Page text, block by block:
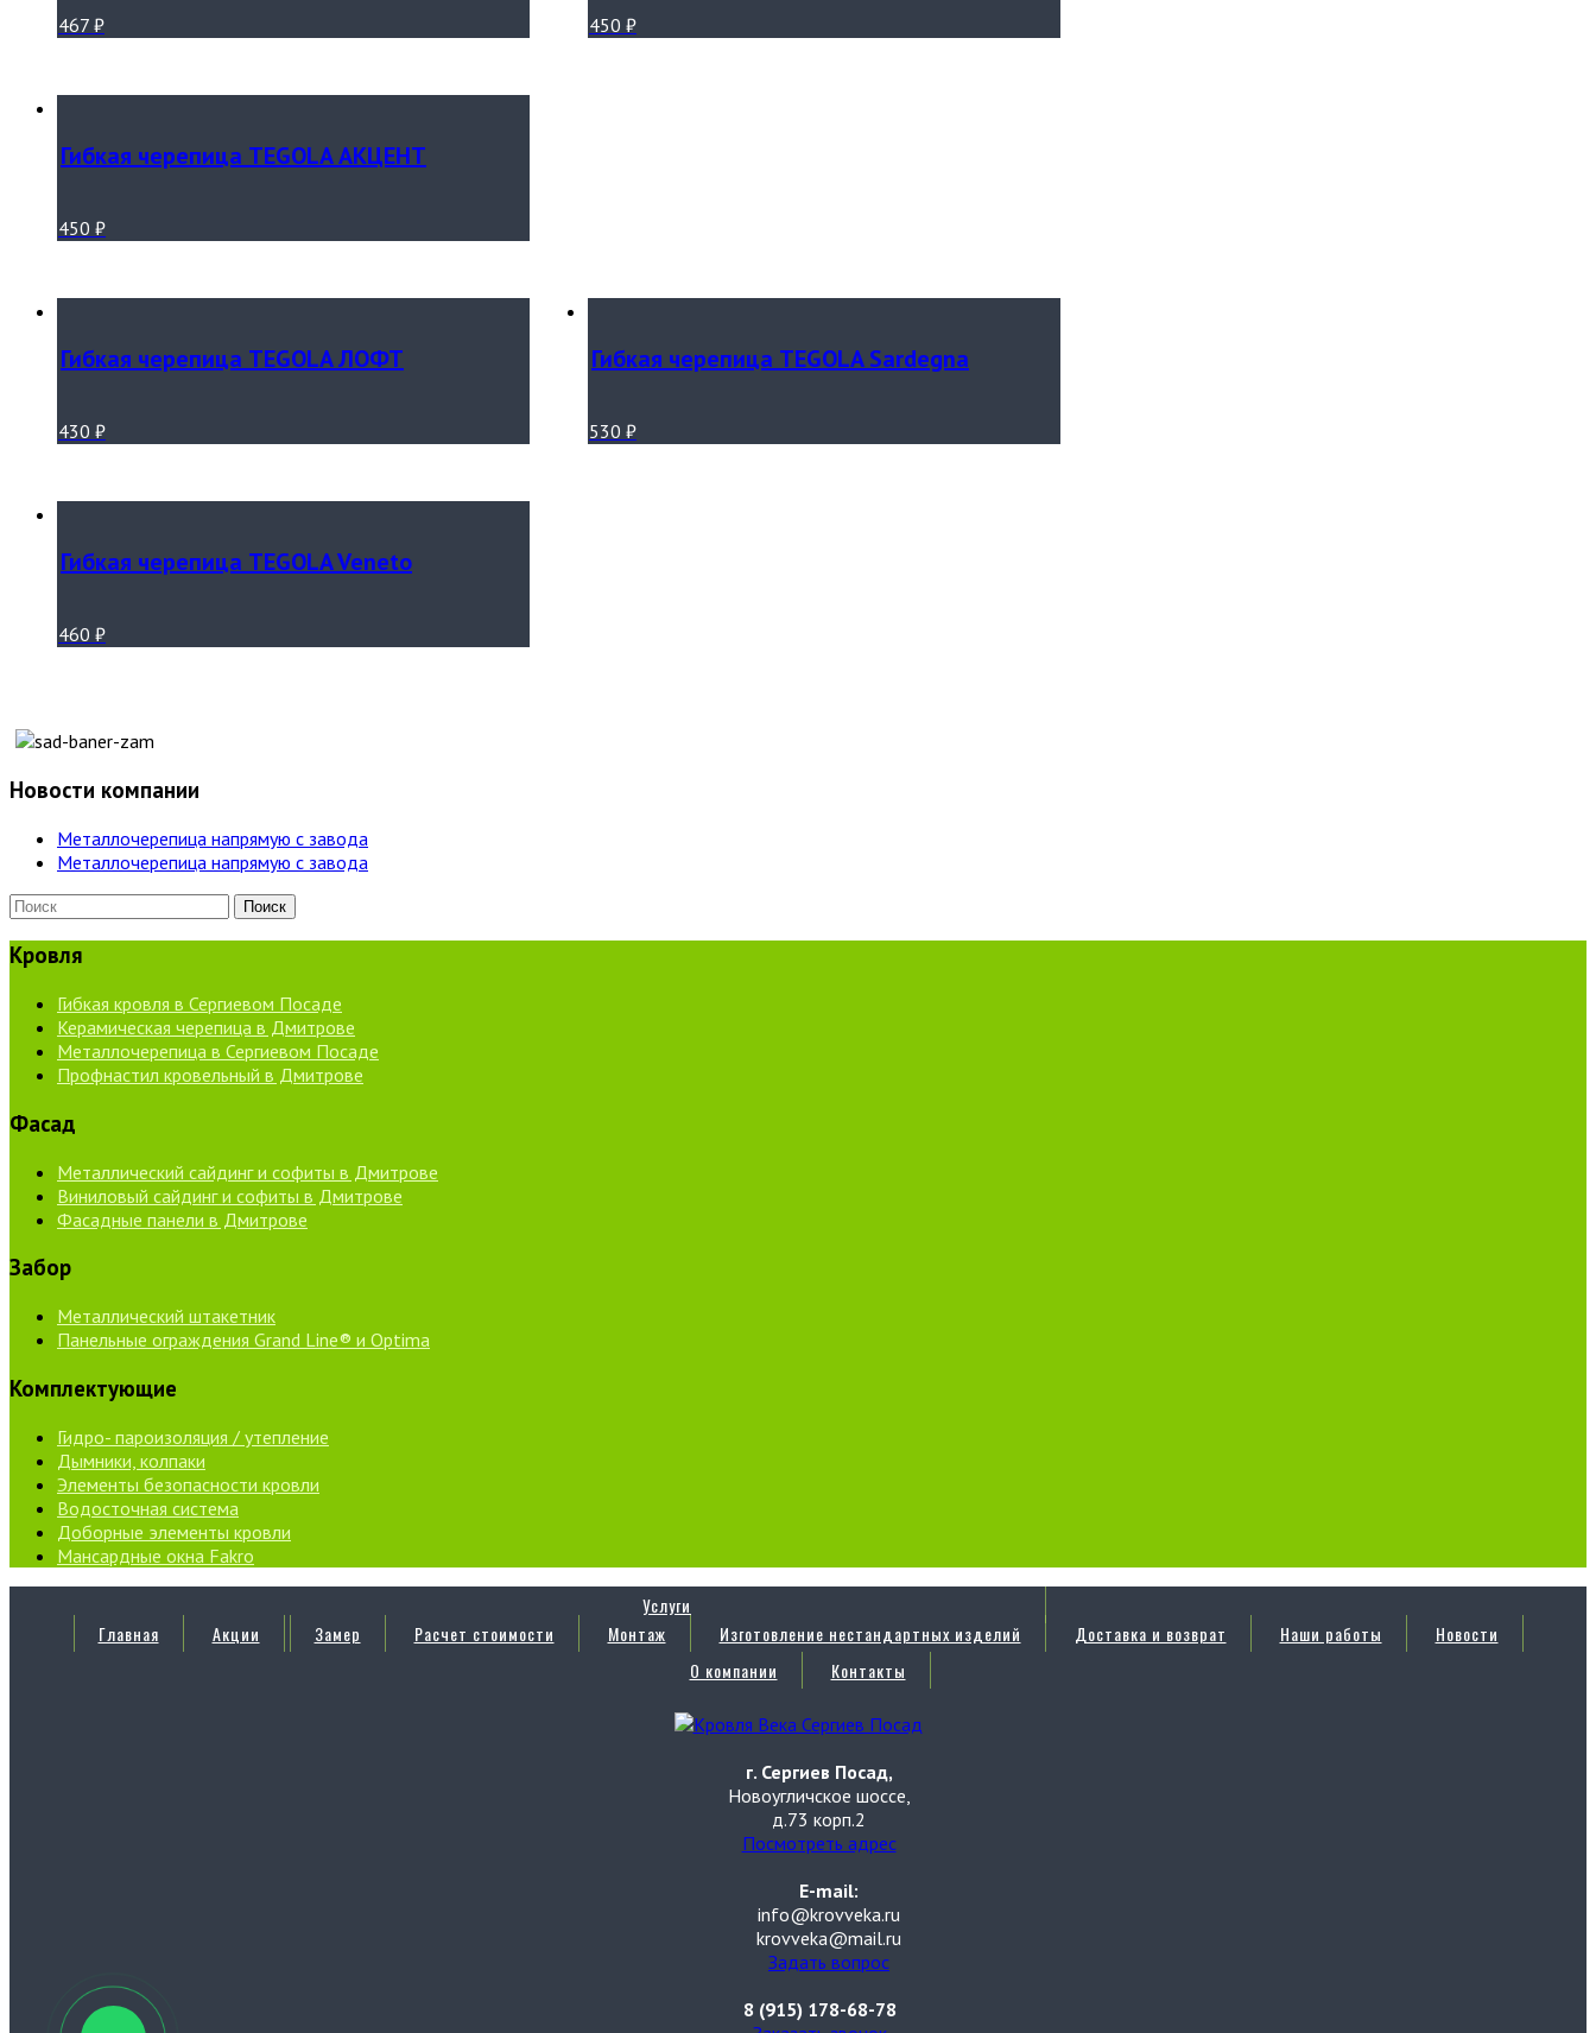
467 ₽ 450 ₽
Гибкая черепица TEGOLA АКЦЕНТ
450 ₽
Гибкая черепица TEGOLA ЛОФТ
430 ₽
Гибкая черепица TEGOLA Sardegna
530 ₽
Гибкая черепица TEGOLA Veneto
460 ₽
Новости компании
Металлочерепица напрямую с завода
Металлочерепица напрямую с завода
Кровля
Гибкая кровля в Сергиевом Посаде
Керамическая черепица в Дмитрове
Металлочерепица в Сергиевом Посаде
Профнастил кровельный в Дмитрове
Фасад
Металлический сайдинг и софиты в Дмитрове
Виниловый сайдинг и софиты в Дмитрове
Фасадные панели в Дмитрове
Забор
Металлический штакетник
Панельные ограждения Grand Line® и Optima
Комплектующие
Гидро- пароизоляция / утепление
Дымники, колпаки
Элементы безопасности кровли
Водосточная система
Доборные элементы кровли
Мансардные окна Fakro
Главная Акции
Услуги
Замер
Расчет стоимости Монтаж Изготовление нестандартных изделий Доставка и возврат Наши работы
Новости
О компании
Контакты
г. Сергиев Посад,
Новоугличское шоссе,
д.73 корп.2
Посмотреть адрес
E-mail:
info@krovveka.ru
krovveka@mail.ru
Задать вопрос
8 (915) 178-68-78